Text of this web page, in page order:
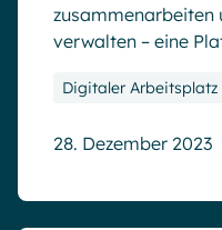
verwalten – eine
Digitaler
28. Dezember 2023